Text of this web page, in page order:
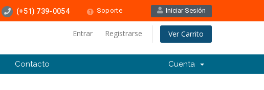
Iniciar Sesión
(+51) 739-0054 Soporte
Entrar Registrarse Ver Carrito
Contacto Cuenta